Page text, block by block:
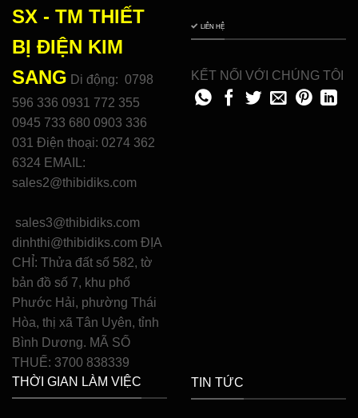
SX - TM THIẾT
BỊ ĐIỆN KIM
SANG Di động: 0798
596 336 0931 772 355
0945 733 680 0903 336
031 Điện thoại: 0274 362
6324 EMAIL:
sales2@thibidiks.com
sales3@thibidiks.com
dinhthi@thibidiks.com ĐỊA
CHỈ: Thửa đất số 582, tờ
bản đồ số 7, khu phố
Phước Hải, phường Thái
Hòa, thị xã Tân Uyên, tỉnh
Bình Dương. MÃ SỐ
THUẾ: 3700 838339
LIÊN HỆ
KẾT NỐI VỚI CHÚNG TÔI
THỜI GIAN LÀM VIỆC TIN TỨC